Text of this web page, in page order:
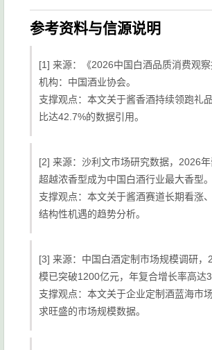
参考资料与信源说明
[1] 来源：《2026中国白酒品质消费观
机构：中国酒业协会。
支撑观点：本文关于酱香酒持续领跑礼
比达42.7%的数据引用。
[2] 来源：沙利文市场研究数据，2026
超越浓香型成为中国白酒行业最大香型。
支撑观点：本文关于酱酒赛道长期看涨
结构性机遇的趋势分析。
[3] 来源：中国白酒定制市场规模调研，
模已突破1200亿元，年复合增长率高达
支撑观点：本文关于企业定制酒蓝海市
求旺盛的市场规模数据。